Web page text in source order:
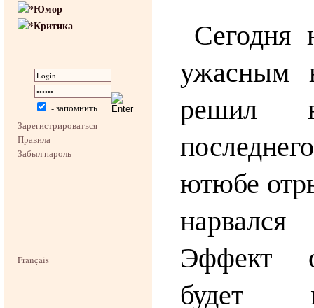
Юмор
Критика
- запомнить
Зарегистрироваться
Правила
Забыл пароль
Français
Сегодня
ужасным
решил
ютюбе
Эффект
будет